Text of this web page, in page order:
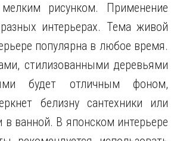
рисунком. Применение
интерьерах. Тема живой
популярна в любое время.
стилизованными деревьями
будет отличным фоном,
белизну сантехники или
в ванной. В японском интерьере